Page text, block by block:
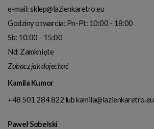
e-mail:sklep@lazienkaretro.eu
Godziny otwarcia: Pn-Pt: 10:00 - 18:00
Sb: 10:00 - 15:00
Nd: Zamknięte
Zobacz jak dojechać
Kamila Kumor
+48 501 284 822 lubkamila@lazienkaretro.eu
Paweł Sobelski